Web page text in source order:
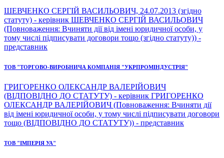
ШЕВЧЕНКО СЕРГІЙ ВАСИЛЬОВИЧ, 24.07.2013 (згідно
статуту) - керівник ШЕВЧЕНКО СЕРГІЙ ВАСИЛЬОВИЧ
(Повноваження: Вчиняти дії від імені юридичної особи, у
тому числі підписувати договори тощо (згідно статуту)) -
представник
ТОВ "ТОРГОВО-ВИРОБНИЧА КОМПАНІЯ "УКРПРОМІНДУСТРІЯ"
ГРИГОРЕНКО ОЛЕКСАНДР ВАЛЕРІЙОВИЧ
(ВІДПОВІДНО ДО СТАТУТУ) - керівник ГРИГОРЕНКО
ОЛЕКСАНДР ВАЛЕРІЙОВИЧ (Повноваження: Вчиняти дії
від імені юридичної особи, у тому числі підписувати договори
тощо (ВІДПОВІДНО ДО СТАТУТУ)) - представник
ТОВ "ІМПЕРІЯ УА"